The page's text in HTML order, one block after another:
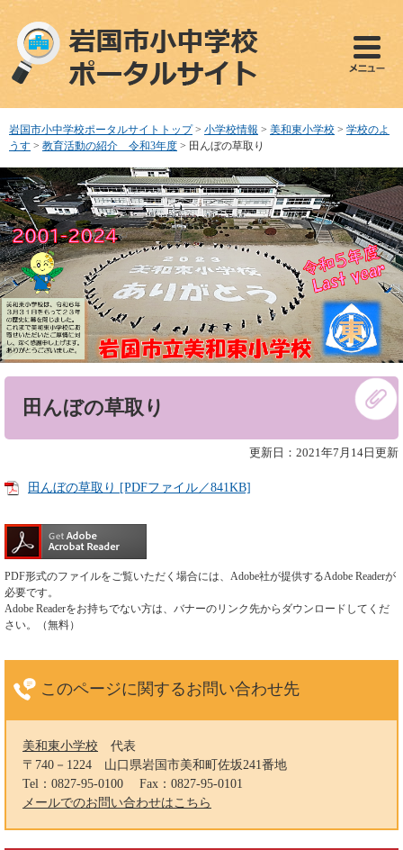
ペ
で
す
メ
ば
し
本
文
へ
岩国市小中学校ポータルサイトトップ > 小学校情報 > 美和東小学校 > 学校のよ
うす > 教育活動の紹介 令和3年度 > 田んぼの草取り
田んぼの草取り
更新日：2021年7月14日更新
田んぼの草取り [PDFファイル／841KB]
PDF形式のファイルをご覧いただく場合には、Adobe社が提供するAdobe Readerが
必要です。
Adobe Readerをお持ちでない方は、バナーのリンク先からダウンロードしてくだ
さい。（無料）
このページに関するお問い合わせ先
美和東小学校
代表
〒740－1224
山口県岩国市美和町佐坂241番地
Tel：0827-95-0100
Fax：0827-95-0101
メールでのお問い合わせはこちら